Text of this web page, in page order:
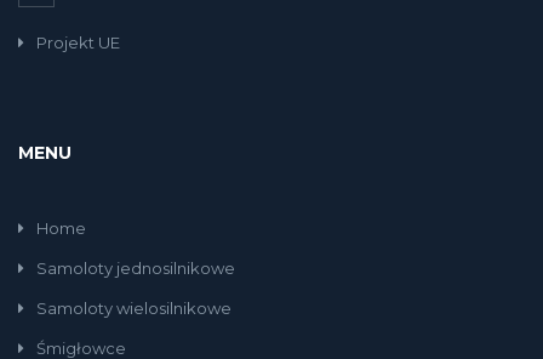
Projekt UE
MENU
Home
Samoloty jednosilnikowe
Samoloty wielosilnikowe
Śmigłowce